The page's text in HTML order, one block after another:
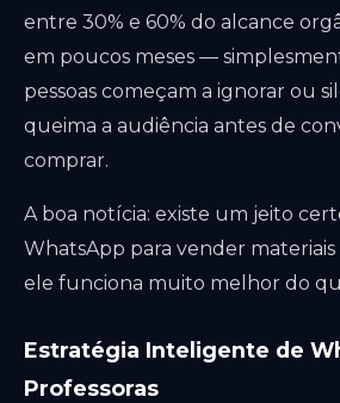
entre 30% e 60% do alcance
em poucos meses —
pessoas começam a ignorar ou
queima a audiência antes de
comprar.
A boa notícia: existe um jeito
WhatsApp para vender materiais
ele funciona muito melhor do
Estratégia Inteligente de
Professoras